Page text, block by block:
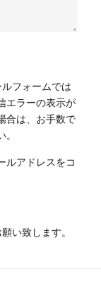
フォームでは
エラーの表示が
合は、お手数で
ルアドレスをコ
い致します。